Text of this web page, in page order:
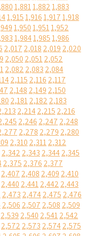
1,8811,8821,883
1,9151,9161,9171,918
1,9501,9511,952
1,9841,9851,986
2,017 2,018 2,019 2,020
2,050 2,0512,052
2,082 2,083 2,084
2,115 2,116 2,117
2,148 2,149 2,150
2,1812,182 2,183
2,2142,215 2,216
2,246 2,247 2,248
2,278 2,279 2,280
2,310 2,3112,312
2,342 2,343 2,3442,345
2,375 2,376 2,377
2,407 2,408 2,409 2,410
2,440 2,4412,442 2,443
2,473 2,4742,475 2,476
2,506 2,507 2,508 2,509
2,539 2,540 2,5412,542
2,572 2,573 2,5742,575